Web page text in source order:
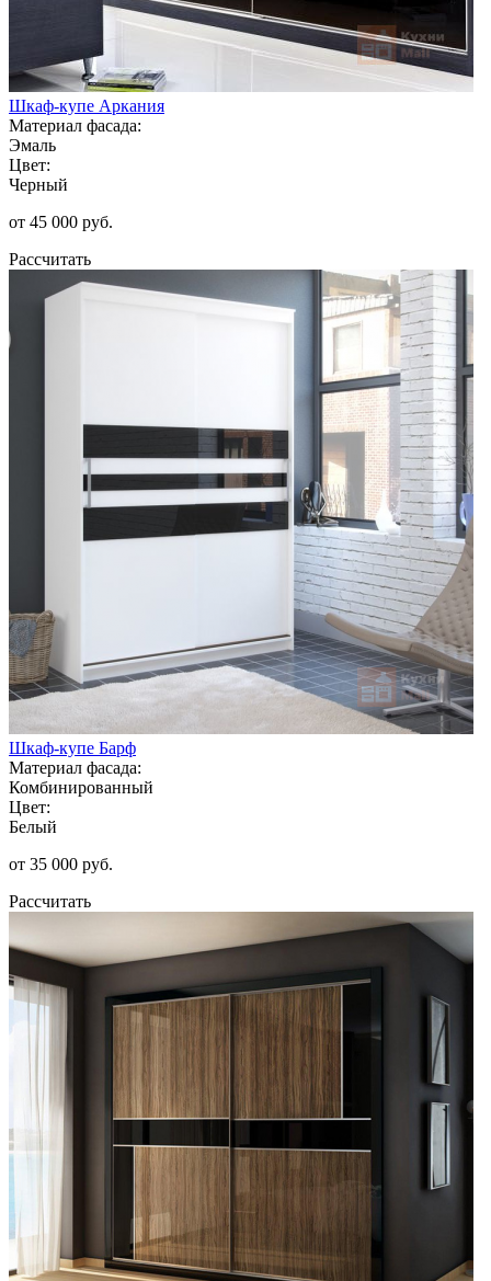
Шкаф-купе Аркания
Материал фасада:
Эмаль
Цвет:
Черный
от 45 000 руб.
Рассчитать
Шкаф-купе Барф
Материал фасада:
Комбинированный
Цвет:
Белый
от 35 000 руб.
Рассчитать